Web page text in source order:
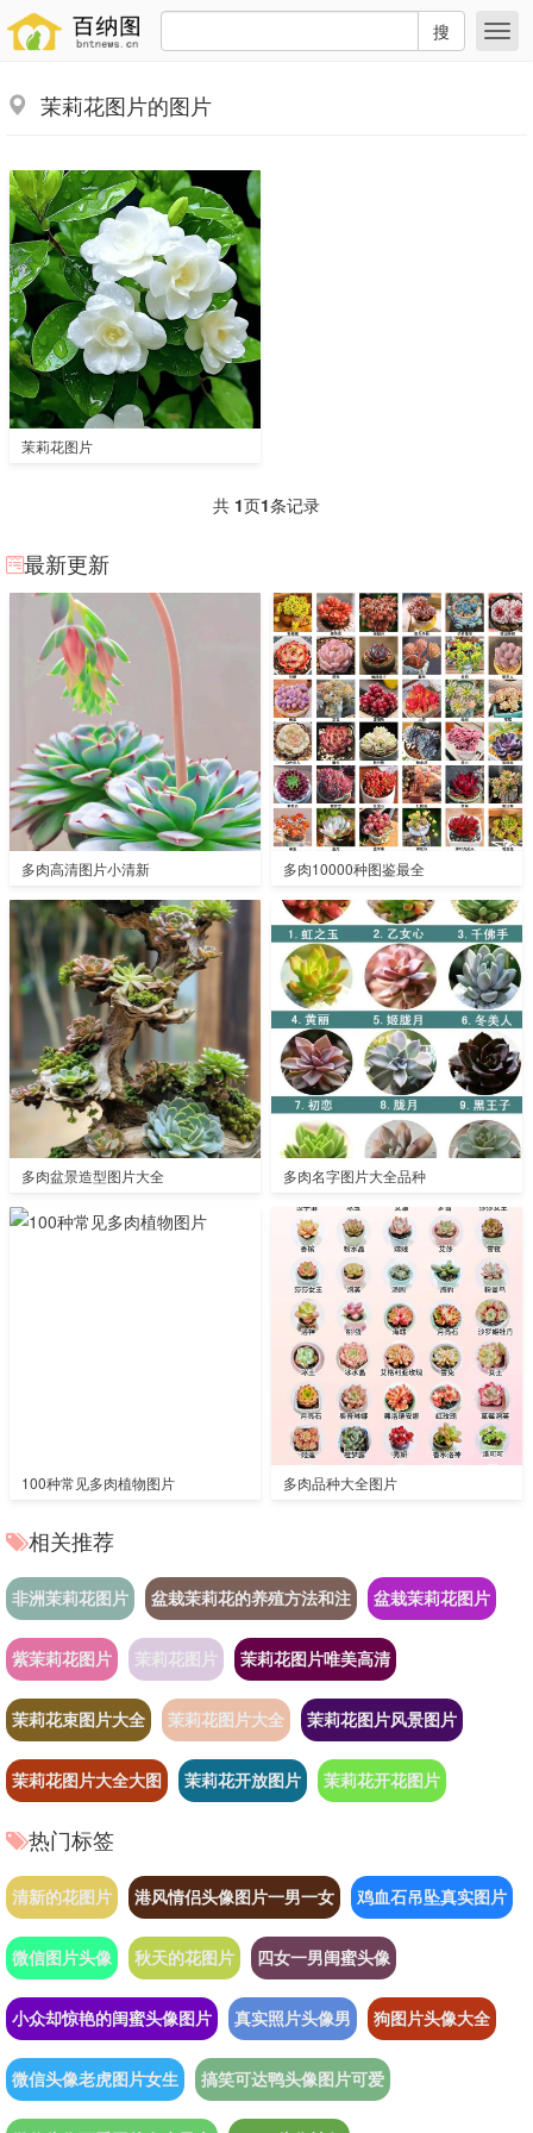
搜
茉莉花图片的图片
茉莉花图片
共 1页1条记录
最新更新
多肉高清图片小清新 多肉10000种图鉴最全
多肉盆景造型图片大全 多肉名字图片大全品种
100种常见多肉植物图片 多肉品种大全图片
相关推荐
非洲茉莉花图片 盆栽茉莉花的养殖方法和注 盆栽茉莉花图片
紫茉莉花图片 茉莉花图片 茉莉花图片唯美高清
茉莉花束图片大全 茉莉花图片大全 茉莉花图片风景图片
茉莉花图片大全大图 茉莉花开放图片 茉莉花开花图片
热门标签
清新的花图片 港风情侣头像图片一男一女 鸡血石吊坠真实图片
微信图片头像 秋天的花图片 四女一男闺蜜头像
小众却惊艳的闺蜜头像图片 真实照片头像男 狗图片头像大全
微信头像老虎图片女生 搞笑可达鸭头像图片可爱